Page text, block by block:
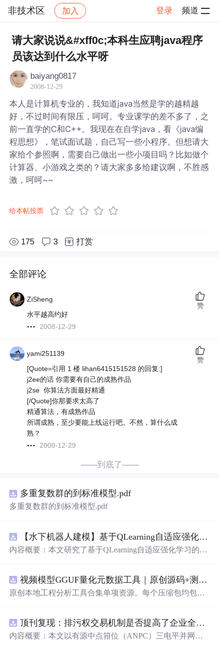
非技术区 加入 登录 频道
社区 非技术区 帖子详情
请大家说说&#xff0c;本科生应聘java程序
员该达到什么水平呀
baiyang0817
2008-12-29
本人是计算机专业的，我知道java当然是学的越精越
好，不过时间有限压，呵呵。专业课学的差不多了，之
前一直学的C和C++。我现在在自学java，看《java编
程思想》，笔试面试题，自己写一些小程序。但想请大
家给个参照啊，需要自己做出一些小项目吗？比如做个
计算器、小游戏之类的？请大家多多给建议啊，不胜感
激，呵呵~~
给本帖投票
175 3 打赏
全部评论
ZiSheng
水平越高约好
2008-12-29
赞
yami251139
[Quote=引用 1 楼 lihan6415151528 的回复:]
j2ee的话 你需要有自己的成熟作品
j2se 你算法方面最好精通
[/Quote]你那要求太高了
精通算法，有成熟作品
所谓成熟，至少要能上线运行吧。不然，算什么成
熟？
2008-12-29
赞
——到底了——
多重复数群的到标准模型.pdf
多重复数群的到标准模型.pdf
【水下机器人建模】基于QLearning自适应强化学习PID控制器在AUV中的应用研究（Matlab代码实现）
内容概要：本文研究了基于QLearning自适应强化学习的PI
探讨了将强化学习算法QLearning与传统PID控制相结合的
方法，以提升AUV在复杂、时变及非线性水下环境中的自
arning算法在线动态优化PID控制器的比例、积分和微分参
数，从而实现对系统误差、响应速度、超调量等性能指标
的综合优化。通过Matlab仿真实验验证了该复合控制策略
视频模型GGUF量化元数据工具｜原创源码+测试+离线报告
原创本地工程分析工具合集单项资源。每个压缩包均包含
行效果图、README、运行说 明、功能清单、MIT License
及原创授权声明。Node.js 18+ 可直接运行，零第三方运行
顶刊复现：排污权交易机制是否提高了企业全要素生产率 -来自中国上市公司的证据（论文+数据）
内容概要：本文以有源中点箝位（ANPC）三电平并网逆